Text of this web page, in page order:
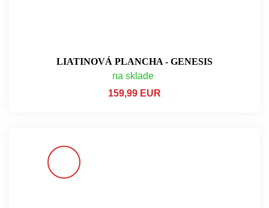
LIATINOVÁ PLANCHA - GENESIS
na sklade
159,99 EUR